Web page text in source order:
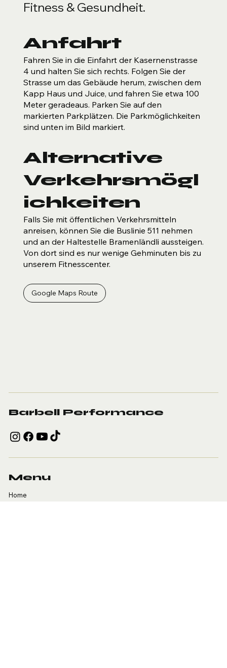
Fitness & Gesundheit.
Anfahrt
Fahren Sie in die Einfahrt der Kasernenstrasse
4 und halten Sie sich rechts. Folgen Sie der
Strasse um das Gebäude herum, zwischen dem
Kapp Haus und Juice, und fahren Sie etwa 100
Meter geradeaus. Parken Sie auf den
markierten Parkplätzen. Die Parkmöglichkeiten
sind unten im Bild markiert.
Alternative
Verkehrsmögl
ichkeiten
Falls Sie mit öffentlichen Verkehrsmitteln
anreisen, können Sie die Buslinie 511 nehmen
und an der Haltestelle Bramenländli aussteigen.
Von dort sind es nur wenige Gehminuten bis zu
unserem Fitnesscenter.
Google Maps Route
Barbell Performance
Menu
Home